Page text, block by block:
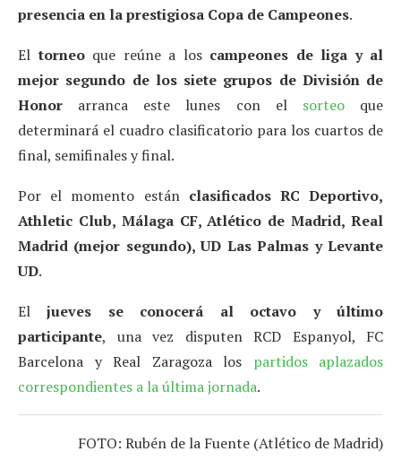
presencia en la prestigiosa Copa de Campeones.
Eltorneoque reúne a los campeones de liga y al
mejor segundo de los siete grupos de División de
Honor arranca este lunes con el sorteoque
determinará el cuadro clasificatorio para los cuartos de
final, semifinales y final.
Por el momento están clasificados RC Deportivo,
Athletic Club, Málaga CF, Atlético de Madrid, Real
Madrid (mejor segundo), UD Las Palmas y Levante
UD.
Eljueves se conocerá al octavo y último
participante, una vez disputen RCD Espanyol, FC
Barcelona y Real Zaragoza los partidos aplazados
correspondientes a la última jornada.
FOTO: Rubén de la Fuente (Atlético de Madrid)